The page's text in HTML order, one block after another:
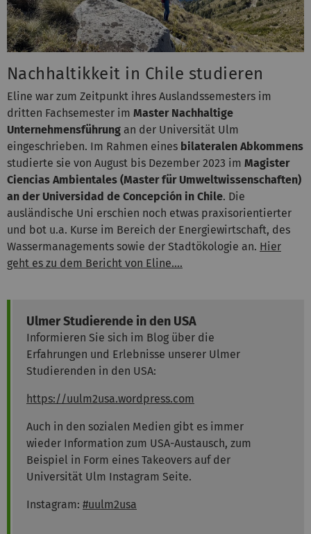
Nachhaltikkeit in Chile studieren
Eline war zum Zeitpunkt ihres Auslandssemesters im
dritten Fachsemester im Master Nachhaltige
Unternehmensführung an der Universität Ulm
eingeschrieben. Im Rahmen eines bilateralen Abkommens
studierte sie von August bis Dezember 2023 im Magister
Ciencias Ambientales (Master für Umweltwissenschaften)
an der Universidad de Concepción in Chile. Die
ausländische Uni erschien noch etwas praxisorientierter
und bot u.a. Kurse im Bereich der Energiewirtschaft, des
Wassermanagements sowie der Stadtökologie an. Hier
geht es zu dem Bericht von Eline....
Ulmer Studierende in den USA
Informieren Sie sich im Blog über die
Erfahrungen und Erlebnisse unserer Ulmer
Studierenden in den USA:
https://uulm2usa.wordpress.com
Auch in den sozialen Medien gibt es immer
wieder Information zum USA-Austausch, zum
Beispiel in Form eines Takeovers auf der
Universität Ulm Instagram Seite.
Instagram: #uulm2usa